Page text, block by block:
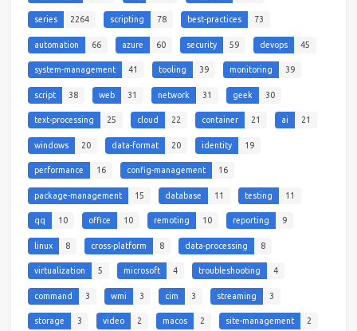
series 2264 scripting 78 best-practices 73
automation 66 azure 60 security 59 devops 45
system-management 41 tooling 39 monitoring 39
script 38 web 31 network 31 geek 30
text-processing 25 cloud 22 container 21 ai 21
windows 20 data-format 20 identity 19
performance 16 config-management 16
package-management 15 database 11 testing 11
qq 10 office 10 remoting 10 reporting 9
linux 8 cross-platform 8 data-processing 8
virtualization 5 microsoft 4 troubleshooting 4
command 3 wmi 3 cim 3 streaming 3
storage 3 video 2 macos 2 site-management 2